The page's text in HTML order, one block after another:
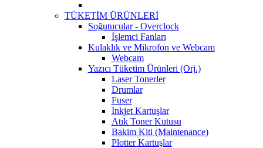
TÜKETİM ÜRÜNLERİ
Soğutucular - Overclock
İşlemci Fanları
Kulaklık ve Mikrofon ve Webcam
Webcam
Yazıcı Tüketim Ürünleri (Orj.)
Laser Tonerler
Drumlar
Fuser
Inkjet Kartuşlar
Atık Toner Kutusu
Bakim Kiti (Maintenance)
Plotter Kartuşlar